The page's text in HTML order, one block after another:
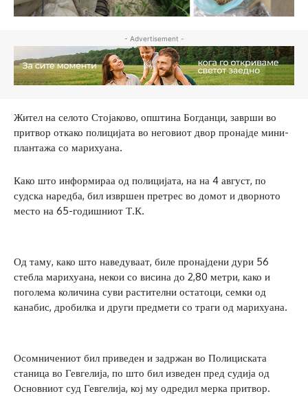
- Advertisement -
Жител на селото Стојаково, општина Богданци, заврши во
притвор откако полицијата во неговиот двор пронајде мини-
плантажа со марихуана.
Како што информираа од полицијата, на на 4 август, по
судска наредба, бил извршен претрес во домот и дворното
место на 65-годишниот Т.К.
Од таму, како што наведуваат, биле пронајдени дури 56
стебла марихуана, некои со висина до 2,80 метри, како и
поголема количина суви растителни остатоци, семки од
канабис, дробилка и други предмети со траги од марихуана.
Осомничениот бил приведен и задржан во Полициската
станица во Гевгелија, по што бил изведен пред судија од
Основниот суд Гевгелија, кој му одредил мерка притвор.